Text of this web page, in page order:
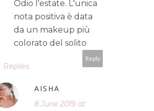
Odio l'estate. L'unica
nota positiva è data
da un makeup più
colorato del solito
Reply
Replies
AISHA
8 June 2019 at